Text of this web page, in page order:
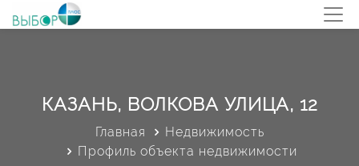
КАЗАНЬ, ВОЛКОВА УЛИЦА, 12
Главная
Недвижимость
Профиль объекта недвижимости